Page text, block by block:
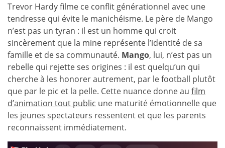
Trevor Hardy filme ce conflit générationnel avec une
tendresse qui évite le manichéisme. Le père de Mango
n’est pas un tyran : il est un homme qui croit
sincèrement que la mine représente l’identité de sa
famille et de sa communauté. Mango, lui, n’est pas un
rebelle qui rejette ses origines : il est quelqu’un qui
cherche à les honorer autrement, par le football plutôt
que par le pic et la pelle. Cette nuance donne au film
d’animation tout public une maturité émotionnelle que
les jeunes spectateurs ressentent et que les parents
reconnaissent immédiatement.